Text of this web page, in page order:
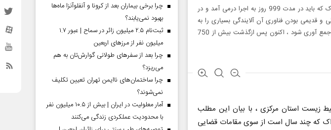
طرح نوسازی وجایگزینی کارخانه آلومینیوم سازی اراک که باید در مدت 999 روز به اجرا درمی آمد و در
و قدیمی بودن فناوری آن آلایندگی بسیاری را به
محیط زیست شهر اراک تحمیل کرده است تعطیل و جمع آوری شود ، اکنون پس ازگذشت بیش از 750
زیست استان مرکزی ، با بیان این مطلب
که چند سال است از سوی مقامات قضایی
چرا برخی بیماران بعد از کرونا و آنفلوآنزا ماه‌ها
بهبود نمی‌یابند؟
ثبت‌نام ۲.۵ میلیون زائر در سماح | عبور ۱.۷
میلیون نفر از مرز‌های اربعین
چرا بعد از سفرهای طولانی گوارش‌تان به هم
می‌ریزد؟
چرا ساختمان‌های ناایمن تهران تعیین تکلیف
نمی‌شوند؟
آمار معلولیت در ایران | بیش از ۱۰.۵ میلیون نفر
با محدودیت عملکردی زندگی می‌کنند